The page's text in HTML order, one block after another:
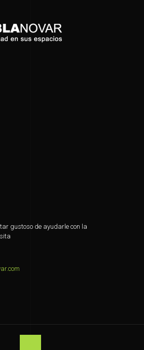
gustoso de ayudarle con la